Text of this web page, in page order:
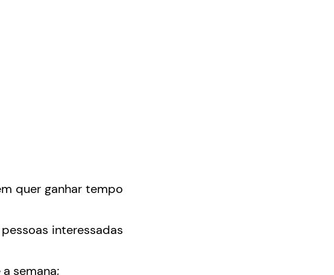
quer ganhar tempo
interessadas
semana;